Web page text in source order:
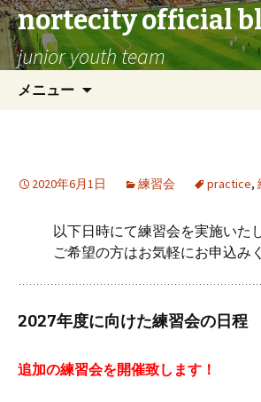
nortecity official
junior youth team
メニュー
へ
キ
ッ
2020年6月1日 練習会 practice,
以下日時にて練習会を実施いた
ご希望の方はお気軽にお申込み
2027年度に向けた練習会の日程
追加の練習会を開催致します！